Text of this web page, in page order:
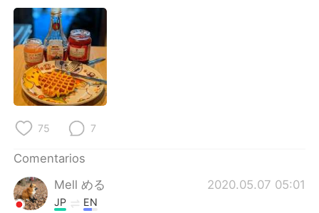
繁體中文
Français
日本語
Türkçe
75 7
Comentarios
Mell める
2020.05.07 05:01
JP EN